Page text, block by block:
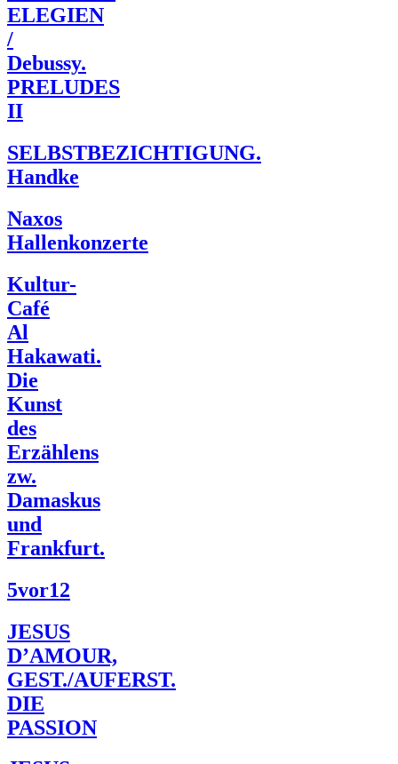
ELEGIEN
/
Debussy.
PRELUDES
II
SELBSTBEZICHTIGUNG.
Handke
Naxos
Hallenkonzerte
Kultur-
Café
Al
Hakawati.
Die
Kunst
des
Erzählens
zw.
Damaskus
und
Frankfurt.
5vor12
JESUS
D’AMOUR,
GEST./AUFERST.
DIE
PASSION